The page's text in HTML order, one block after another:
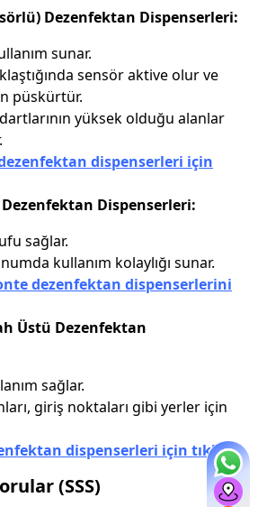
Dezenfektan Dispenserleri:
sunar.
sensör aktive olur ve
püskürtür.
yüksek olduğu alanlar
dispenserleri için
Dispenserleri:
sağlar.
kullanım kolaylığı sunar.
dezenfektan dispenserlerini
Üstü Dezenfektan
sağlar.
giriş noktaları gibi yerler için
dispenserleri için tıklayın
(SSS)